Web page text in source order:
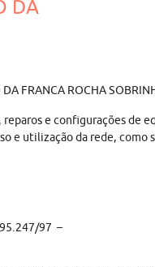
DA
FRANCA ROCHA
e configurações
e utilização da rede,
97 –